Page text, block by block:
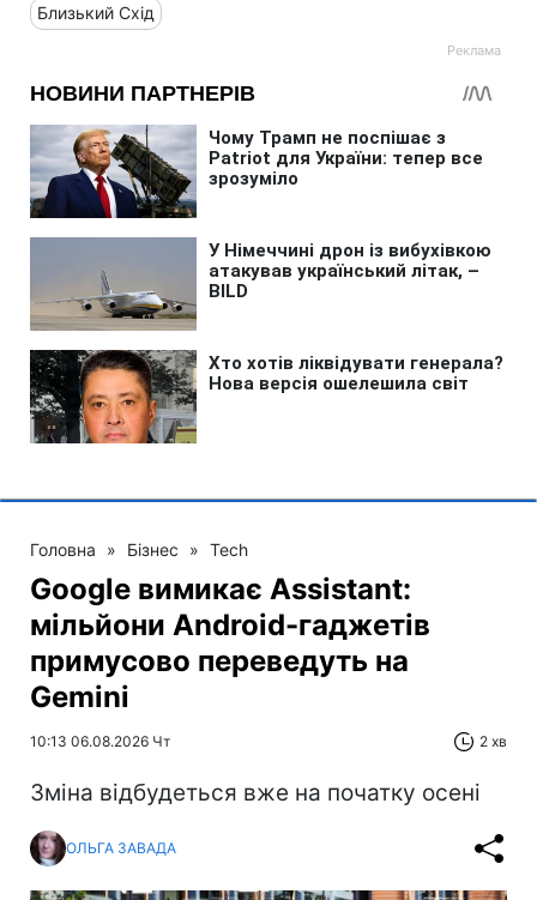
Близький Схід
Головна » Бізнес » Tech
Google вимикає Assistant:
мільйони Android-гаджетів
примусово переведуть на
Gemini
10:13 06.08.2026 Чт 2 хв
Зміна відбудеться вже на початку осені
ОЛЬГА ЗАВАДА